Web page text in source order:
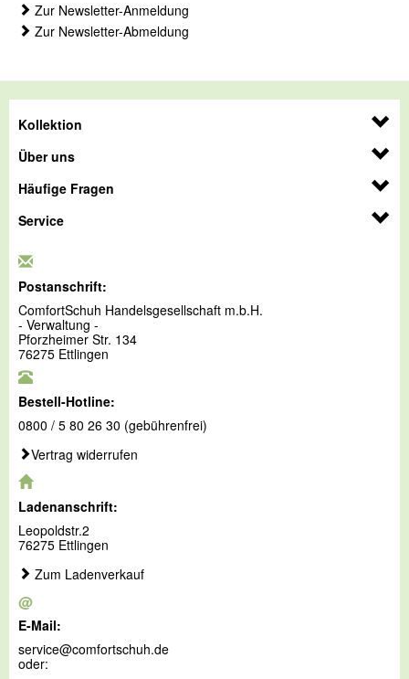
Zur Newsletter-Anmeldung
Zur Newsletter-Abmeldung
Kollektion
Über uns
Häufige Fragen
Service
Postanschrift:
ComfortSchuh Handelsgesellschaft m.b.H.
- Verwaltung -
Pforzheimer Str. 134
76275 Ettlingen
Bestell-Hotline:
0800 / 5 80 26 30 (gebührenfrei)
Vertrag widerrufen
Ladenanschrift:
Leopoldstr.2
76275 Ettlingen
Zum Ladenverkauf
@
E-Mail:
service@comfortschuh.de
oder: